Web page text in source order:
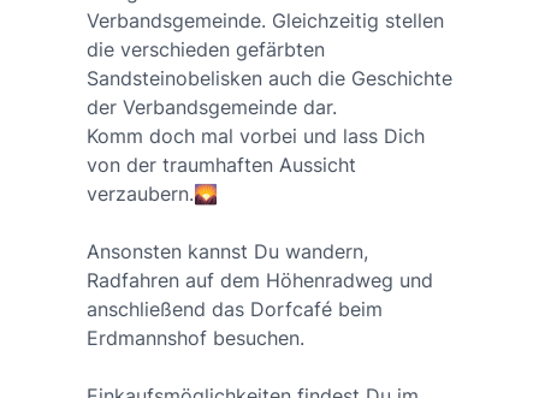
Verbandsgemeinde. Gleichzeitig stellen
die verschieden gefärbten
Sandsteinobelisken auch die Geschichte
der Verbandsgemeinde dar.
Komm doch mal vorbei und lass Dich
von der traumhaften Aussicht
verzaubern.🌄
Ansonsten kannst Du wandern,
Radfahren auf dem Höhenradweg und
anschließend das Dorfcafé beim
Erdmannshof besuchen.